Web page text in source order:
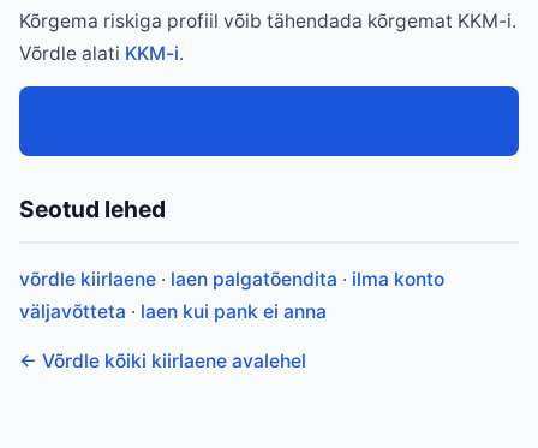
Kõrgema riskiga profiil võib tähendada kõrgemat KKM-i.
Võrdle alati KKM-i.
Seotud lehed
võrdle kiirlaene · laen palgatõendita · ilma konto
väljavõtteta · laen kui pank ei anna
← Võrdle kõiki kiirlaene avalehel